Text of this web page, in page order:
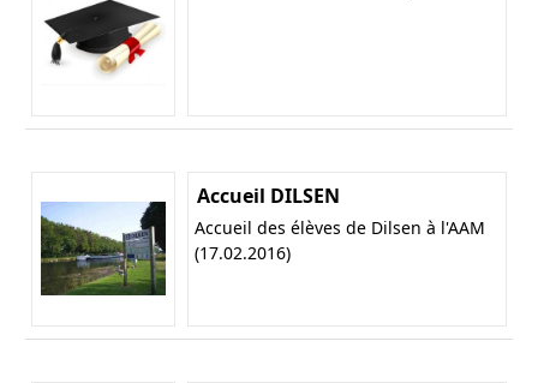
Accueil DILSEN
Accueil des élèves de Dilsen à l'AAM
(17.02.2016)